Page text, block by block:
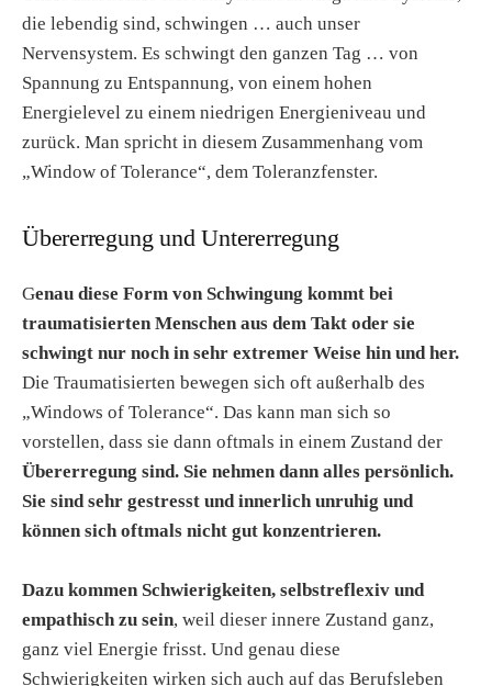
die lebendig sind, schwingen … auch unser
Nervensystem. Es schwingt den ganzen Tag … von
Spannung zu Entspannung, von einem hohen
Energielevel zu einem niedrigen Energieniveau und
zurück. Man spricht in diesem Zusammenhang vom
„Window of Tolerance“, dem Toleranzfenster.
Übererregung und Untererregung
Genau diese Form von Schwingung kommt bei
traumatisierten Menschen aus dem Takt oder sie
schwingt nur noch in sehr extremer Weise hin und her.
Die Traumatisierten bewegen sich oft außerhalb des
„Windows of Tolerance“. Das kann man sich so
vorstellen, dass sie dann oftmals in einem Zustand der
Übererregung sind. Sie nehmen dann alles persönlich.
Sie sind sehr gestresst und innerlich unruhig und
können sich oftmals nicht gut konzentrieren.
Dazu kommen Schwierigkeiten, selbstreflexiv und
empathisch zu sein, weil dieser innere Zustand ganz,
ganz viel Energie frisst. Und genau diese
Schwierigkeiten wirken sich auch auf das Berufsleben